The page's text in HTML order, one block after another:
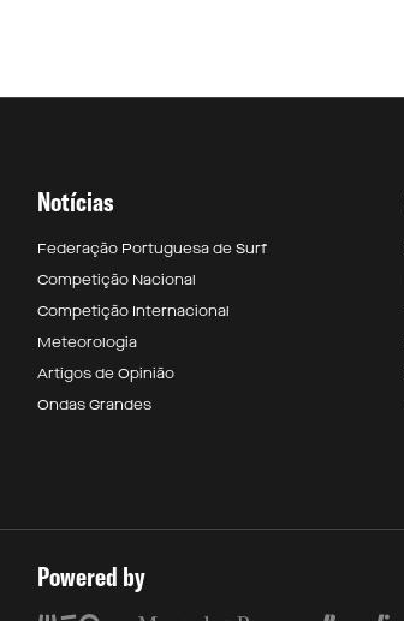
Notícias
Federação Portuguesa de Surf
Competição Nacional
Competição Internacional
Meteorologia
Artigos de Opinião
Ondas Grandes
Powered by